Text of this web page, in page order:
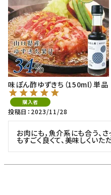
味ぽん酢ゆずきち（150ml）単品
購入者
投稿日 2023/11/28
お肉にも，魚介系にも合う、
もすごく良くて、美味しくいた